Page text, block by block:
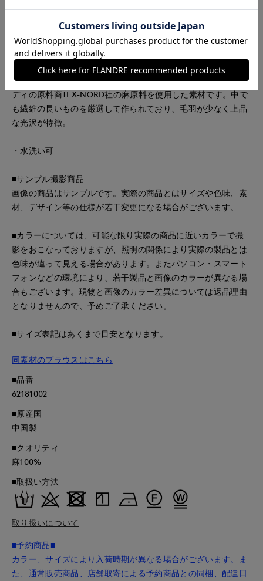
る嬉しいデザイン。クロップド丈で一枚で着用するのはもちろ
ん、ボタンを開けてラフに羽織るなど、気分に合わせてさまざ
まな着こなしをお楽しみいただけます。
le lin zephyr（ル・ラン ゼフィール）は、フランス・ノルマン
ディの原料商TEX-NORD社の麻原料を使用した素材です。中で
も繊維の長いものを厳選して作られており、毛羽が少なく上品
な光沢が特徴。
・水洗い可
■サンプル撮影商品
画像の商品はサンプルです。実際の商品とはサイズや色味、素
材、デザイン等の仕様が若干変更になる場合がございます。
■カラーについては、可能な限り実際の商品に近いカラーで撮
影をおこなっておりますが、照明の関係により実際の製品とは
色味が違って見える場合があります。またパソコン・スマート
フォンなどの環境により、若干製品と画像のカラーが異なる場
合もございます。現物と画像のカラー差異については返品理由
となりませんので、予めご了承ください。
■サイズ表記はあくまで目安となります。
同素材のブラウスはこちら
■品番
62181002
■原産国
中国製
■クオリティ
麻100%
■取扱い方法
取り扱いについて
■予約商品■
カラー、サイズにより入荷時期が異なる場合がございます。ま
た、通常販売商品、店舗取寄による予約商品との同梱、配達日